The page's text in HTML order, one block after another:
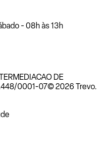
- 08h às 13h
DE
0001-07© 2026 Trevo.